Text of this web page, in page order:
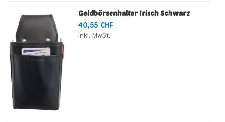
Geldbörsenhalter Irisch Schwarz
40,55 CHF
inkl. MwSt.